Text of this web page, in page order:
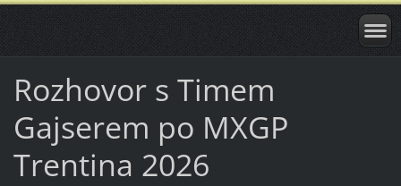
Rozhovor s Timem
Gajserem po MXGP
Trentina 2026